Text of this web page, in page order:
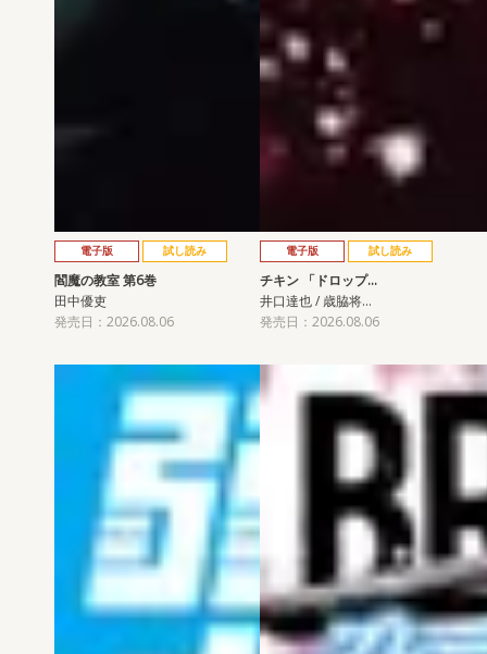
電子版 試し読み
閻魔の教室 第6巻
田中優吏
発売日：2026.08.06
電子版 試し読み
チキン 「ドロップ…
井口達也 / 歳脇将…
発売日：2026.08.06